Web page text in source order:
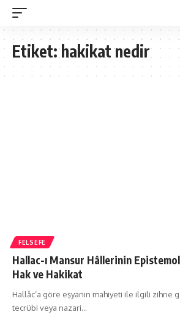
Etiket:hakikat nedir
FELSEFE
Hallac-ı Mansur Hâllerinin
Hak ve Hakikat
Hallâc’a göre eşyanın mahiyeti ile ilgili zihne
tecrübi veya nazari…